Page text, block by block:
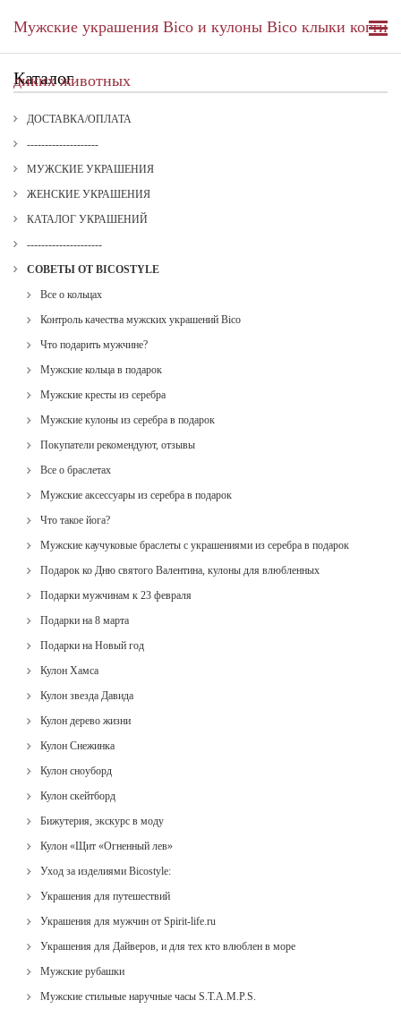
Мужские украшения Bico и кулоны Bico клыки когти
диких животных
Каталог
ДОСТАВКА/ОПЛАТА
--------------------
МУЖСКИЕ УКРАШЕНИЯ
ЖЕНСКИЕ УКРАШЕНИЯ
КАТАЛОГ УКРАШЕНИЙ
---------------------
СОВЕТЫ ОТ BICOSTYLE
Все о кольцах
Контроль качества мужских украшений Bico
Что подарить мужчине?
Мужские кольца в подарок
Мужские кресты из серебра
Мужские кулоны из серебра в подарок
Покупатели рекомендуют, отзывы
Все о браслетах
Мужские аксессуары из серебра в подарок
Что такое йога?
Мужские каучуковые браслеты с украшениями из серебра в подарок
Подарок ко Дню святого Валентина, кулоны для влюбленных
Подарки мужчинам к 23 февраля
Подарки на 8 марта
Подарки на Новый год
Кулон Хамса
Кулон звезда Давида
Кулон дерево жизни
Кулон Снежинка
Кулон сноуборд
Кулон скейтборд
Бижутерия, экскурс в моду
Кулон «Щит «Огненный лев»
Уход за изделиями Bicostyle:
Украшения для путешествий
Украшения для мужчин от Spirit-life.ru
Украшения для Дайверов, и для тех кто влюблен в море
Мужские рубашки
Мужские стильные наручные часы S.T.A.M.P.S.